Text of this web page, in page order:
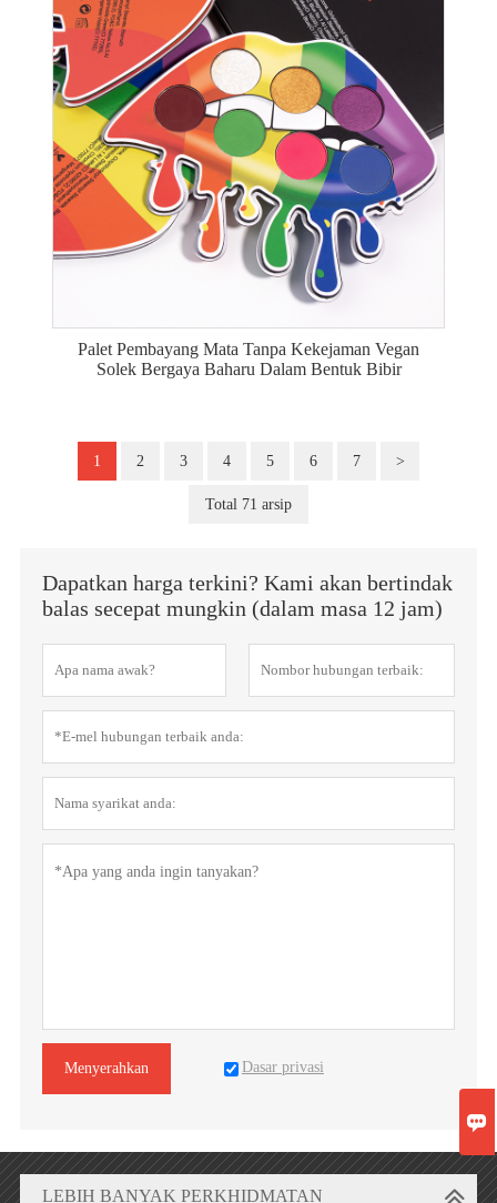
Palet Pembayang Mata Tanpa Kekejaman Vegan
Solek Bergaya Baharu Dalam Bentuk Bibir
1 2 3 4 5 6 7 >
Total 71 arsip
Dapatkan harga terkini? Kami akan bertindak
balas secepat mungkin (dalam masa 12 jam)
Menyerahkan Dasar privasi
LEBIH BANYAK PERKHIDMATAN
